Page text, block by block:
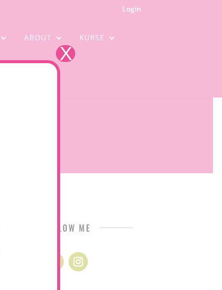
Login
ABOUT KURSE
FOLLOW ME
X